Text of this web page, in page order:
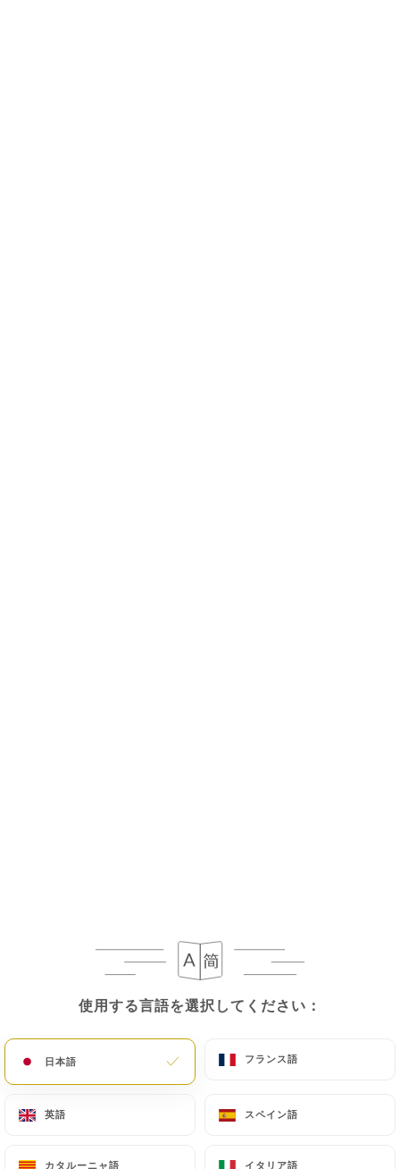
使用する言語を選択してください：
日本語 フランス語
英語 スペイン語
カタルーニャ語 イタリア語
使用する言語を選択してください：
日本語 フランス語
英語 スペイン語
カタルーニャ語 イタリア語